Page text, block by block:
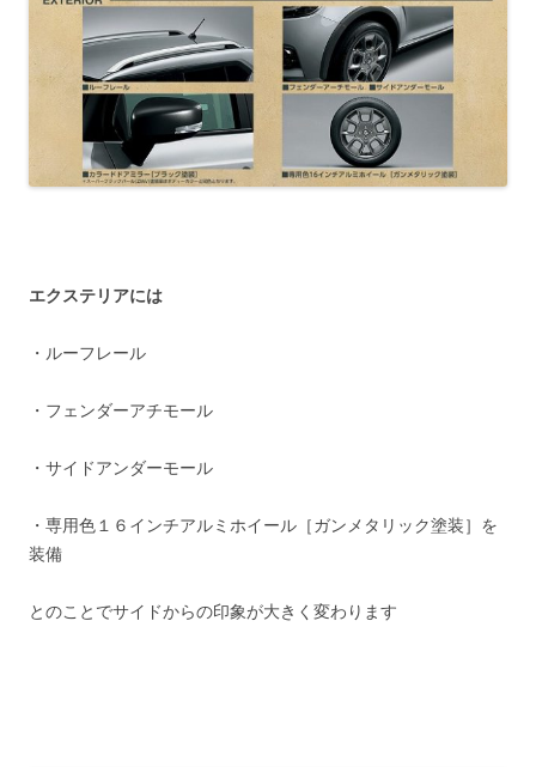
エクステリアには
・ルーフレール
・フェンダーアチモール
・サイドアンダーモール
・専用色１６インチアルミホイール［ガンメタリック塗装］を
装備
とのことでサイドからの印象が大きく変わります